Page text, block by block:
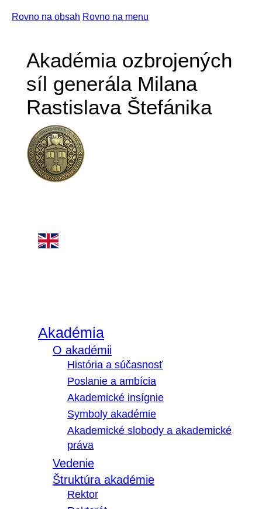
Rovno na obsah Rovno na menu
Akadémia ozbrojených
síl generála Milana
Rastislava Štefánika
Akadémia
O akadémii
História a súčasnosť
Poslanie a ambícia
Akademické insígnie
Symboly akadémie
Akademické slobody a akademické
práva
Vedenie
Štruktúra akadémie
Rektor